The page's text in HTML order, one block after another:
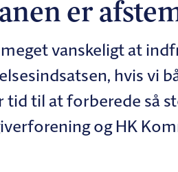
er
vanskeligt at
hvis vi
tid til at forberede så
og HK